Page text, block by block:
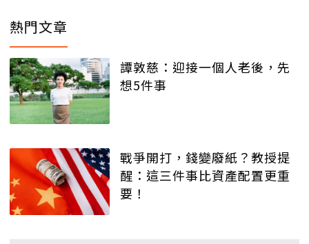
熱門文章
譚敦慈：迎接一個人老後，先
想5件事
戰爭開打，錢變廢紙？教授提
醒：這三件事比資產配置更重
要！